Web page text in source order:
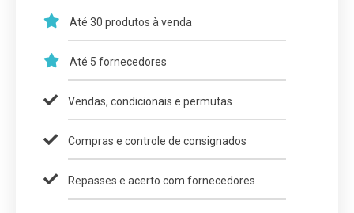
Até 30 produtos à venda
Até 5 fornecedores
Vendas, condicionais e permutas
Compras e controle de consignados
Repasses e acerto com fornecedores